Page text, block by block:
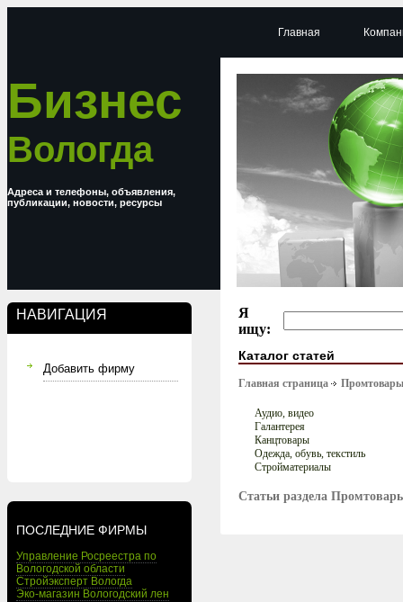
Бизнес
Вологда
Адреса и телефоны, объявления,
публикации, новости, ресурсы
НАВИГАЦИЯ
Добавить фирму
ПОСЛЕДНИЕ ФИРМЫ
Управление Росреестра по
Вологодской области
Стройэксперт Вологда
Эко-магазин Вологодский лен
Главная
Я
ищу:
Каталог статей
Главная страница Промтовары
Аудио, видео
Галантерея
Канцтовары
Одежда, обувь, текстиль
Стройматериалы
Статьи раздела